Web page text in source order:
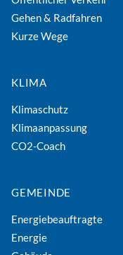
Gehen & Radfahren
Kurze Wege
KLIMA
Klimaschutz
Klimaanpassung
CO2-Coach
GEMEINDE
Energiebeauftragte
Energie